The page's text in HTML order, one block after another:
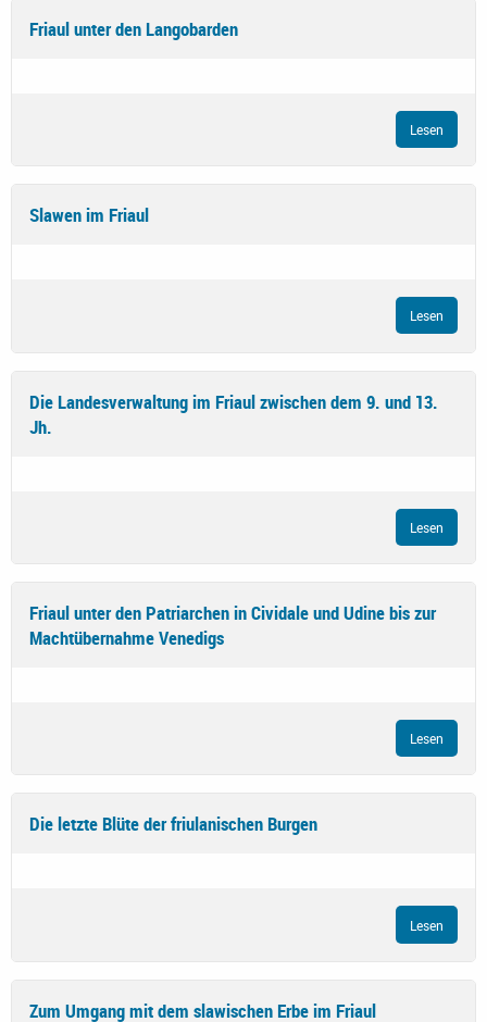
Friaul unter den Langobarden
Lesen
Slawen im Friaul
Lesen
Die Landesverwaltung im Friaul zwischen dem 9. und 13.
Jh.
Lesen
Friaul unter den Patriarchen in Cividale und Udine bis zur
Machtübernahme Venedigs
Lesen
Die letzte Blüte der friulanischen Burgen
Lesen
Zum Umgang mit dem slawischen Erbe im Friaul